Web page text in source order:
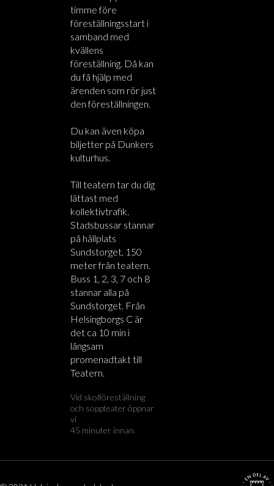
timme före
föreställningsstart i
samband med
kvällens
föreställning. Då kan
du få hjälp med
ärenden som rör just
den föreställningen.
Du kan även köpa
biljetter på Dunkers
kulturhus.
Till teatern tar du dig
lättast med
kollektivtrafik.
Stadsbussar stannar
på hållplats
Sundstorget, 150
meter från teatern.
Buss 1, 2, 3, 7 och 8
stannar alla på
Sundstorget. Från
Helsingborgs C är
det ca 10 min i
långsam
promenadtakt till
Teatern.
Vid skolföreställning
och soppteater öppnar
vi
45 minuter innan.